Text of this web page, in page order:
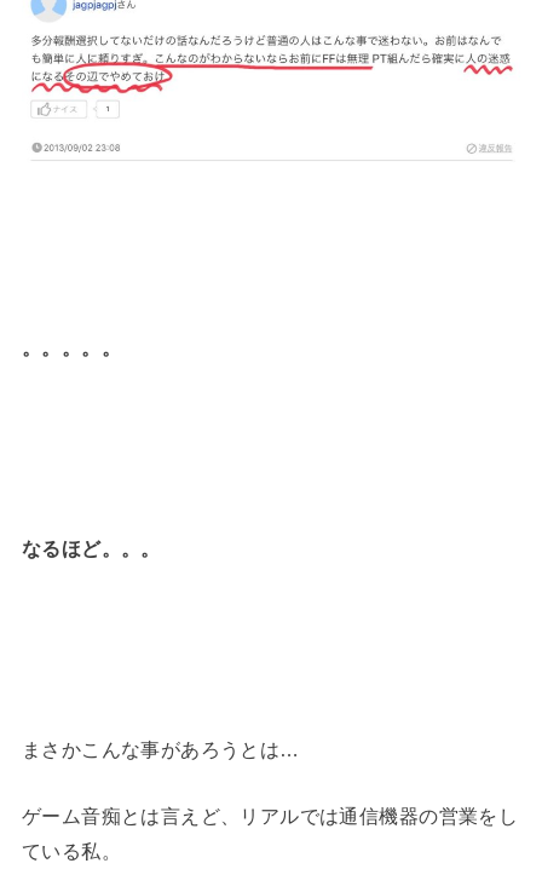
。。。。。
なるほど。。。
まさかこんな事があろうとは…
ゲーム音痴とは言えど、リアルでは通信機器の営業をし
ている私。